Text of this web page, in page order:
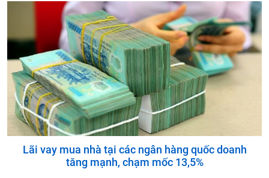
Lãi vay mua nhà tại các ngân hàng quốc doanh
tăng mạnh, chạm mốc 13,5%